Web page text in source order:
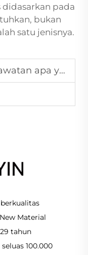
pada
bukan
satu jenisnya.
integritas grafis PU HTV?
Material
tahun
100.000